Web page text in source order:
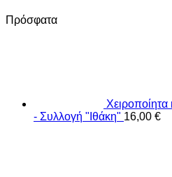
Πρόσφατα
- Συλλογή "Ιθάκη" 16,00 €